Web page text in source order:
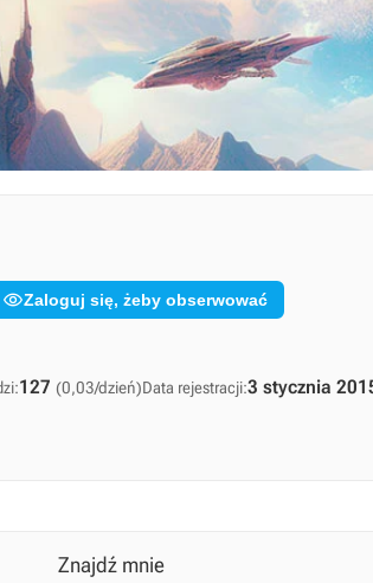
Zaloguj się, żeby obserwować
127 (0,03/dzień)Data rejestracji:3 stycznia
Znajdź mnie